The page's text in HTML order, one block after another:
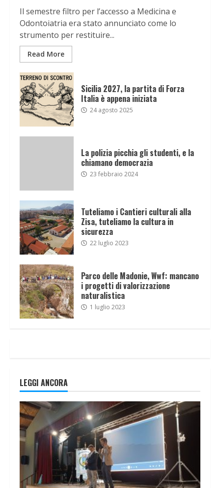
Il semestre filtro per l’accesso a Medicina e
Odontoiatria era stato annunciato come lo
strumento per restituire...
Read More
Sicilia 2027, la partita di Forza
Italia è appena iniziata
24 agosto 2025
La polizia picchia gli studenti, e la
chiamano democrazia
23 febbraio 2024
Tuteliamo i Cantieri culturali alla
Zisa, tuteliamo la cultura in
sicurezza
22 luglio 2023
Parco delle Madonie, Wwf: mancano
i progetti di valorizzazione
naturalistica
1 luglio 2023
LEGGI ANCORA